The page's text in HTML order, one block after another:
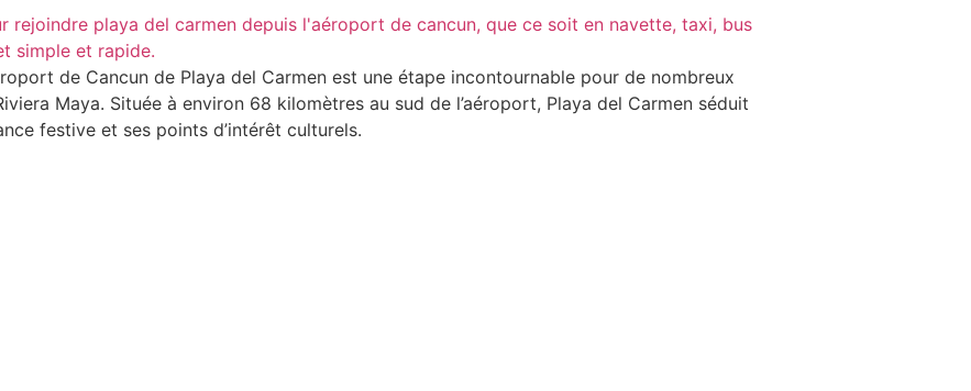
de Cancun de Playa del Carmen est une étape incontournable pour de nombreux
Maya. Située à environ 68 kilomètres au sud de l’aéroport, Playa del Carmen séduit
festive et ses points d’intérêt culturels.